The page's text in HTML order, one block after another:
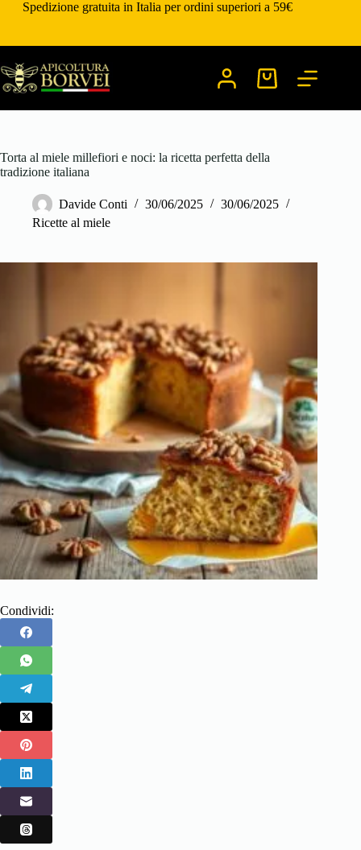
SaltaSpedizione gratuita in Italia per ordini superiori a 59€
Carrello
Torta al miele millefiori e noci: la ricetta perfetta della
tradizione italiana
Davide Conti 30/06/2025
30/06/2025
Ricette al miele
Condividi: